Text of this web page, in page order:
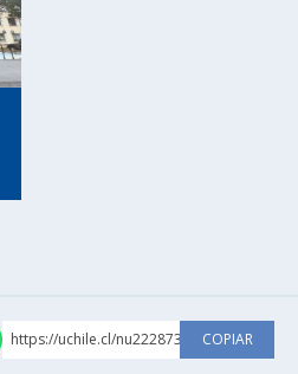
https://uchile.cl/nu222873 COPIAR